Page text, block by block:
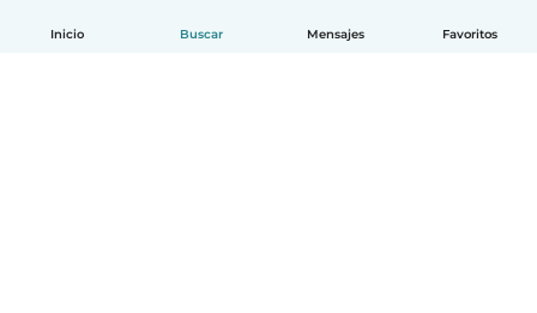
Inicio Buscar Mensajes Favoritos